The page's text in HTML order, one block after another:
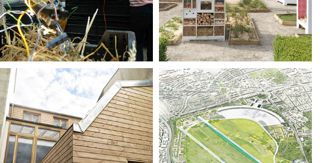
FONTENAY-SOUS-BOIS / MAISON
S
BERLIN / TEMPELHOF AIRPORT